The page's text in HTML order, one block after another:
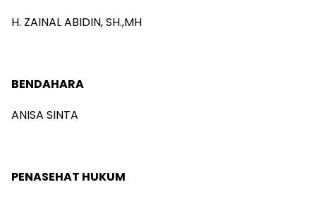
H. ZAINAL ABIDIN, SH.,MH
BENDAHARA
ANISA SINTA
PENASEHAT HUKUM